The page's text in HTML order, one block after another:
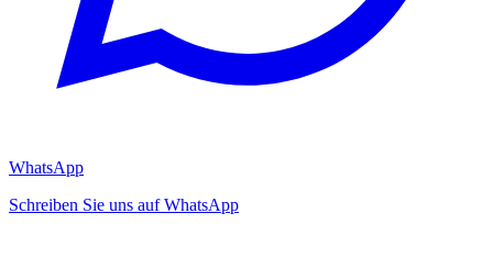
WhatsApp
Schreiben Sie uns auf WhatsApp